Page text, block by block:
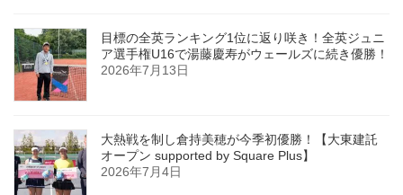
目標の全英ランキング1位に返り咲き！全英ジュニ
ア選手権U16で湯藤慶寿がウェールズに続き優勝！
2026年7月13日
大熱戦を制し倉持美穂が今季初優勝！【大東建託
オープン supported by Square Plus】
2026年7月4日